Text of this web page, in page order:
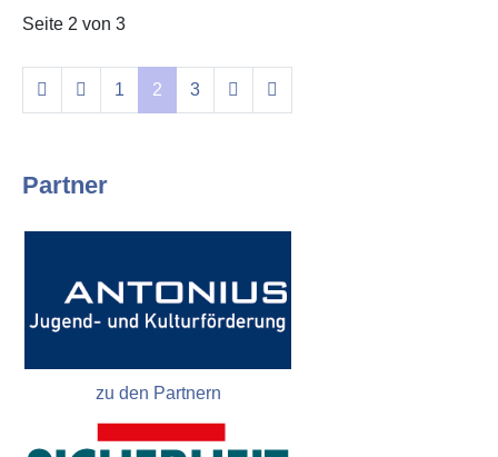
Partner
zu den Partnern
Seite 2 von 3
1 2 3